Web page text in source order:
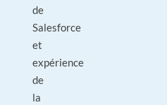
de
Salesforce
et
expérience
de
la